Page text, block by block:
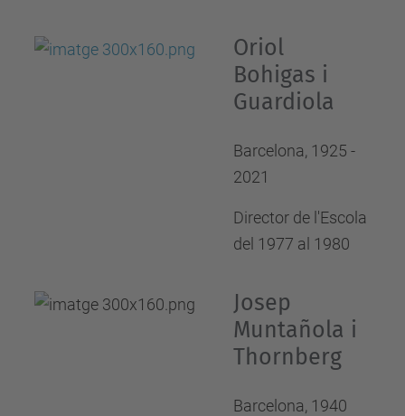
Oriol
Bohigas i
Guardiola
Barcelona, 1925 -
2021
Director de l'Escola
del 1977 al 1980
Josep
Muntañola i
Thornberg
Barcelona, 1940